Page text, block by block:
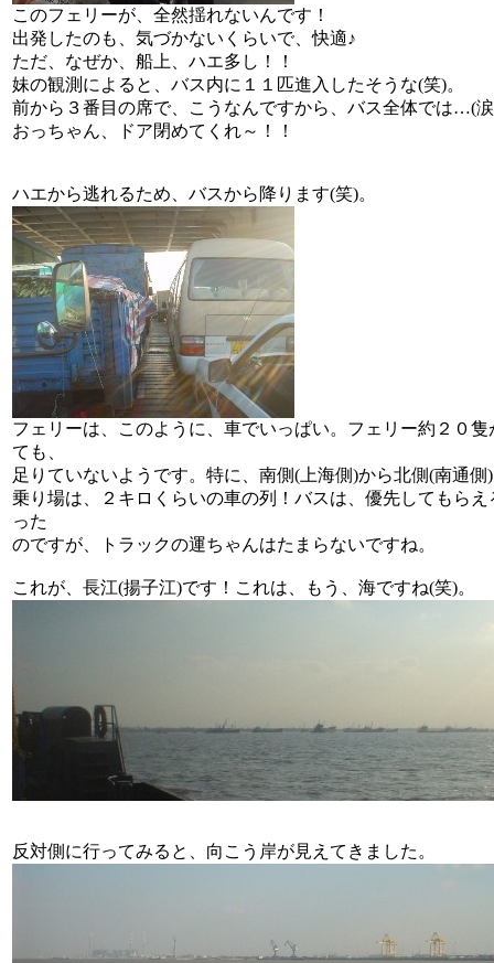
このフェリーが、全然揺れないんです！
出発したのも、気づかないくらいで、快適♪
ただ、なぜか、船上、ハエ多し！！
妹の観測によると、バス内に１１匹進入したそうな(笑)。
前から３番目の席で、こうなんですから、バス全体では…(
おっちゃん、ドア閉めてくれ～！！
ハエから逃れるため、バスから降ります(笑)。
フェリーは、このように、車でいっぱい。フェリー約２０
ても、
足りていないようです。特に、南側(上海側)から北側(南通側
乗り場は、２キロくらいの車の列！バスは、優先してもら
った
のですが、トラックの運ちゃんはたまらないですね。
これが、長江(揚子江)です！これは、もう、海ですね(笑)。
反対側に行ってみると、向こう岸が見えてきました。